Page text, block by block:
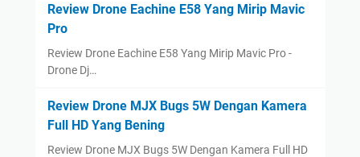
Review Drone Eachine E58 Yang Mirip Mavic
Pro
Review Drone Eachine E58 Yang Mirip Mavic Pro -
Drone Dj…
Review Drone MJX Bugs 5W Dengan Kamera
Full HD Yang Bening
Review Drone MJX Bugs 5W Dengan Kamera Full HD